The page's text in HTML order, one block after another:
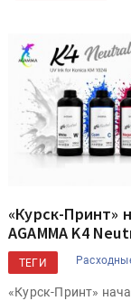
«Курск-Принт»
AGAMMA K4
ТЕГИ
«Курск-Принт»